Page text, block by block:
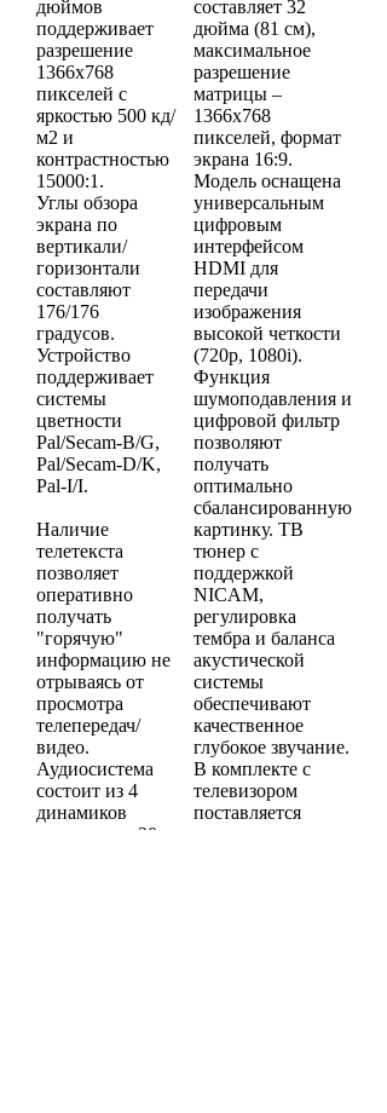
дюймов
поддерживает
разрешение
1366x768
пикселей с
яркостью 500 кд/
м2 и
контрастностью
15000:1.
Углы обзора
экрана по
вертикали/
горизонтали
составляют
176/176
градусов.
Устройство
поддерживает
системы
цветности
Pal/Secam-B/G,
Pal/Secam-D/K,
Pal-I/I.
Наличие
телетекста
позволяет
оперативно
получать
"горячую"
информацию не
отрываясь от
просмотра
телепередач/
видео.
Аудиосистема
состоит из 4
динамиков
мощностью 20
составляет 32
дюйма (81 см),
максимальное
разрешение
матрицы –
1366х768
пикселей, формат
экрана 16:9.
Модель оснащена
универсальным
цифровым
интерфейсом
HDMI для
передачи
изображения
высокой четкости
(720p, 1080i).
Функция
шумоподавления и
цифровой фильтр
позволяют
получать
оптимально
сбалансированную
картинку. ТВ
тюнер с
поддержкой
NICAM,
регулировка
тембра и баланса
акустической
системы
обеспечивают
качественное
глубокое звучание.
В комплекте с
телевизором
поставляется